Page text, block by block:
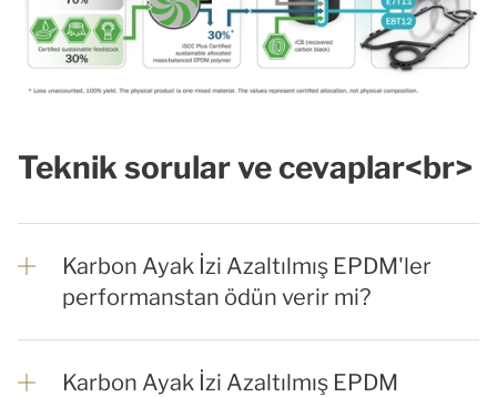
Teknik sorular ve cevaplar<br>
Karbon Ayak İzi Azaltılmış EPDM'ler
performanstan ödün verir mi?
Karbon Ayak İzi Azaltılmış EPDM